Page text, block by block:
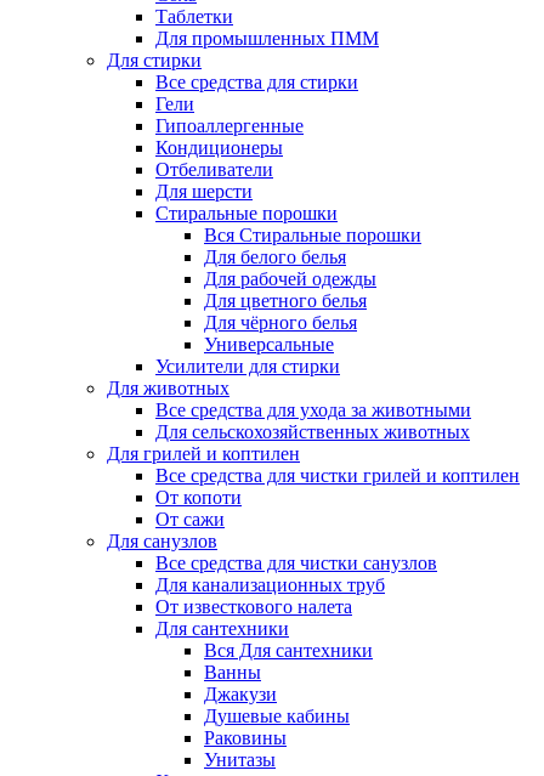
Таблетки
Для промышленных ПММ
Для стирки
Все средства для стирки
Гели
Гипоаллергенные
Кондиционеры
Отбеливатели
Для шерсти
Стиральные порошки
Вся Стиральные порошки
Для белого белья
Для рабочей одежды
Для цветного белья
Для чёрного белья
Универсальные
Усилители для стирки
Для животных
Все средства для ухода за животными
Для сельскохозяйственных животных
Для грилей и коптилен
Все средства для чистки грилей и коптилен
От копоти
От сажи
Для санузлов
Все средства для чистки санузлов
Для канализационных труб
От известкового налета
Для сантехники
Вся Для сантехники
Ванны
Джакузи
Душевые кабины
Раковины
Унитазы